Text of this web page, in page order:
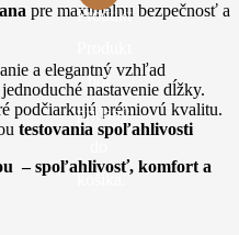
Produkt
bol
pridaný
pre maximálnu bezpečnosť a
a elegantný vzhľad
nastavenie dĺžky.
podčiarkujú prémiovú kvalitu.
testovania spoľahlivosti
– spoľahlivosť, komfort a